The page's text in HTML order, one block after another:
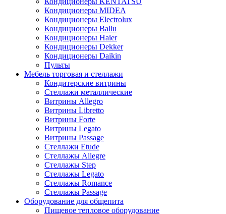
Кондиционеры MIDEA
Кондиционеры Electrolux
Кондиционеры Ballu
Кондиционеры Haier
Кондиционеры Dekker
Кондиционеры Daikin
Пульты
Мебель торговая и стеллажи
Кондитерские витрины
Стеллажи металлические
Витрины Allegro
Витрины Libretto
Витрины Forte
Витрины Legato
Витрины Passage
Стеллажи Etude
Стеллажы Allegre
Стеллажы Step
Стеллажы Legato
Стеллажы Romance
Стеллажы Passage
Оборудование для общепита
Пищевое тепловое оборудование